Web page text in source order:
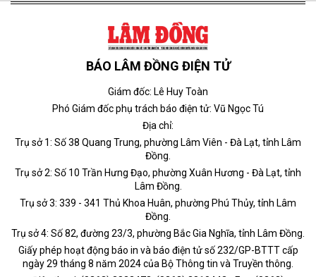
BÁO LÂM ĐỒNG ĐIỆN TỬ
Giám đốc: Lê Huy Toàn
Phó Giám đốc phụ trách báo điện tử: Vũ Ngọc Tú
Địa chỉ:
Trụ sở 1: Số 38 Quang Trung, phường Lâm Viên - Đà Lạt, tỉnh Lâm
Đồng.
Trụ sở 2: Số 10 Trần Hưng Đạo, phường Xuân Hương - Đà Lạt, tỉnh
Lâm Đồng.
Trụ sở 3: 339 - 341 Thủ Khoa Huân, phường Phú Thủy, tỉnh Lâm
Đồng.
Trụ sở 4: Số 82, đường 23/3, phường Bắc Gia Nghĩa, tỉnh Lâm Đồng.
Giấy phép hoạt động báo in và báo điện tử số 232/GP-BTTT cấp
ngày 29 tháng 8 năm 2024 của Bộ Thông tin và Truyền thông.